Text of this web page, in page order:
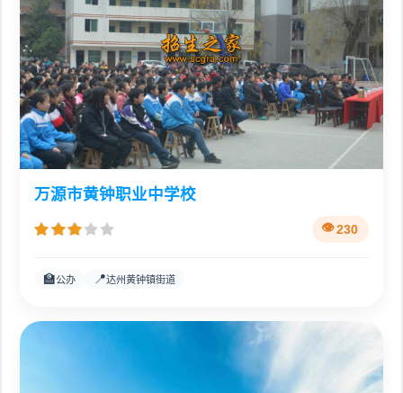
万源市黄钟职业中学校
230
🏫公办 📍达州黄钟镇街道